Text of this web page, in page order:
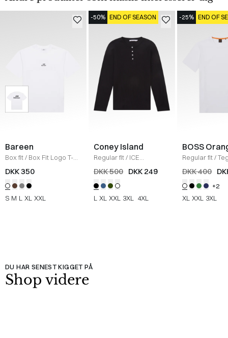
Bareen
Box fit/ Box Fit Logo T-
shirt /WHITE
DKK 350
S M L XL XXL
-50% END OF SEASON
Coney Island
Regular fit/ ICE
Sweatshirt
/BLACK
DKK 500 DKK 249
L XL XXL 3XL 4XL
-25% END OF
BOSS
Regular fit/
Shirt
HVID
DKK 400
+2
XL XXL 3XL
DU HAR SENEST KIGGET PÅ
Shop videre